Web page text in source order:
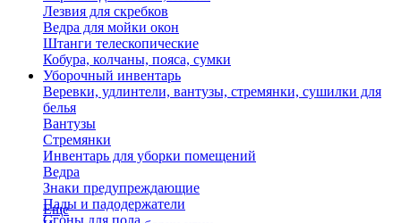
Лезвия для скребков
Ведра для мойки окон
Штанги телескопические
Кобура, колчаны, пояса, сумки
Уборочный инвентарь
Веревки, удлинтели, вантузы, стремянки, сушилки для
белья
Вантузы
Стремянки
Инвентарь для уборки помещений
Ведра
Знаки предупреждающие
Пады и падодержатели
Сгоны для пола
Еще